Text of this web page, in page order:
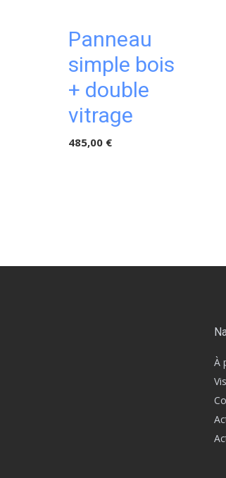
Panneau
simple bois
+ double
vitrage
485,00 €
À